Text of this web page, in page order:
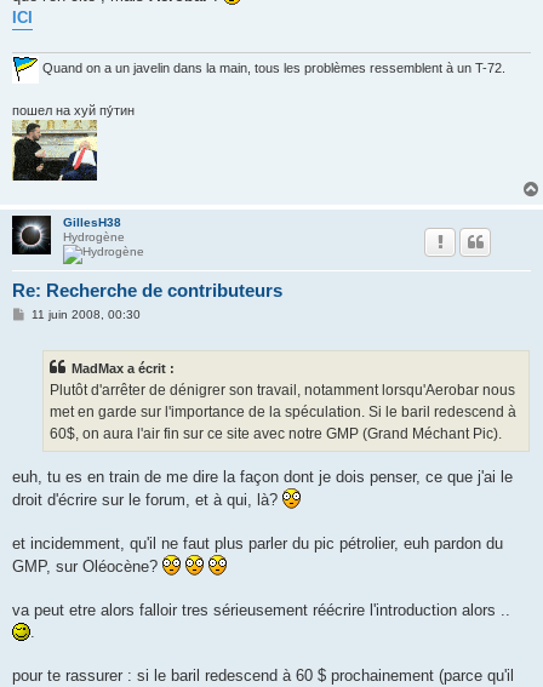
ICI
Quand on a un javelin dans la main, tous les problèmes ressemblent à un T-72.
пошел на хуй пу́тин
GillesH38
Hydrogène
Re: Recherche de contributeurs
M11 juin 2008, 00:30
MadMax a écrit :
Plutôt d'arrêter de dénigrer son travail, notamment lorsqu'Aerobar nous
met en garde sur l'importance de la spéculation. Si le baril redescend à
60$, on aura l'air fin sur ce site avec notre GMP (Grand Méchant Pic).
euh, tu es en train de me dire la façon dont je dois penser, ce que j'ai le
droit d'écrire sur le forum, et à qui, là?
et incidemment, qu'il ne faut plus parler du pic pétrolier, euh pardon du
GMP, sur Oléocène?
va peut etre alors falloir tres sérieusement réécrire l'introduction alors ..
.
pour te rassurer : si le baril redescend à 60 $ prochainement (parce qu'il